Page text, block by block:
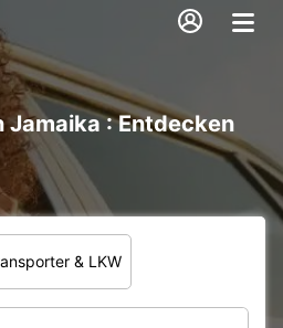
: Entdecken
& LKW